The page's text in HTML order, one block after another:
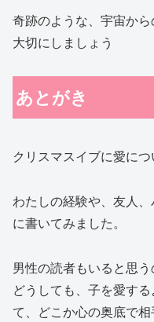
奇跡のような、宇宙か
大切にしましょう
あとがき
クリスマスイブに愛に
わたしの経験や、友人
に書いてみました。
男性の読者もいると思
どうしても、子を愛す
て、どこか心の奥底で